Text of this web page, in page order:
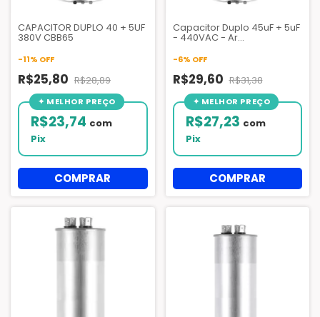
CAPACITOR DUPLO 40 + 5UF
380V CBB65
-11% OFF
R$25,80 R$28,89
R$23,74 com
Pix
Capacitor Duplo 45uF + 5uF
- 440VAC - Ar
-6% OFF
R$29,60 R$31,38
R$27,23 com
Pix